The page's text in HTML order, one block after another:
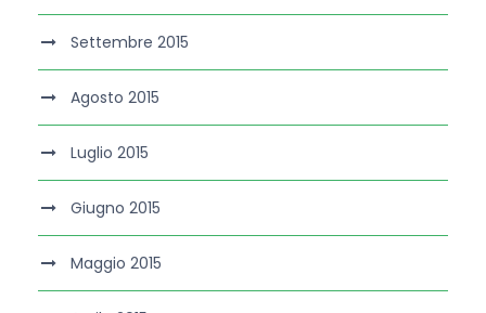
Settembre 2015
Agosto 2015
Luglio 2015
Giugno 2015
Maggio 2015